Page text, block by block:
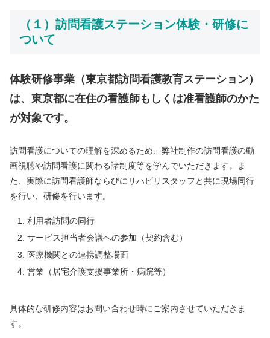
（１）訪問看護ステーション体験・研修に
ついて
体験研修事業（東京都訪問看護教育ステーション）
は、東京都に在住の看護師もしくは准看護師のかた
が対象です。
訪問看護についての理解を深めるため、弊社制作の訪問看護の動
画視聴や訪問看護に関わる諸制度等を学んでいただきます。ま
た、実際に訪問看護師ならびにリハビリスタッフと共に現場同行
を行い、研修を行います。
利用者訪問の同行
サービス担当者会議への参加（契約含む）
医療機関との連携調整場面
営業（居宅介護支援事業所・病院等）
具体的な研修内容はお問い合わせ時にご案内させていただきま
す。